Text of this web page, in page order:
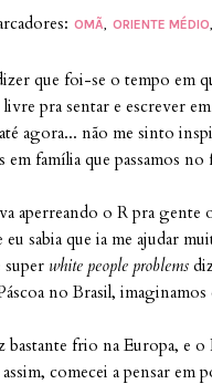
OMÃ ORIENTE MÉDIO
que foi-se o tempo em
pra sentar e escrever
agora... não me sinto
em família que passamos
aperreando o R pra
sabia que ia me ajudar
super white people problems
no Brasil,
bastante frio na Europa, e
comecei a pensar